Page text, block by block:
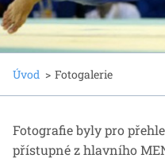
Úvod > Fotogalerie
Fotografie byly pro
přístupné z hlavního